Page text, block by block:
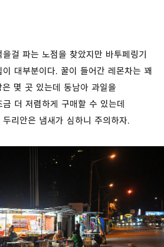
걸 파는 노점을 찾았지만 바투페링기
대부분이다. 꿀이 들어간 레몬차는 꽤
몇 곳 있는데 동남아 과일을
더 저렴하게 구매할 수 있는데
리안은 냄새가 심하니 주의하자.